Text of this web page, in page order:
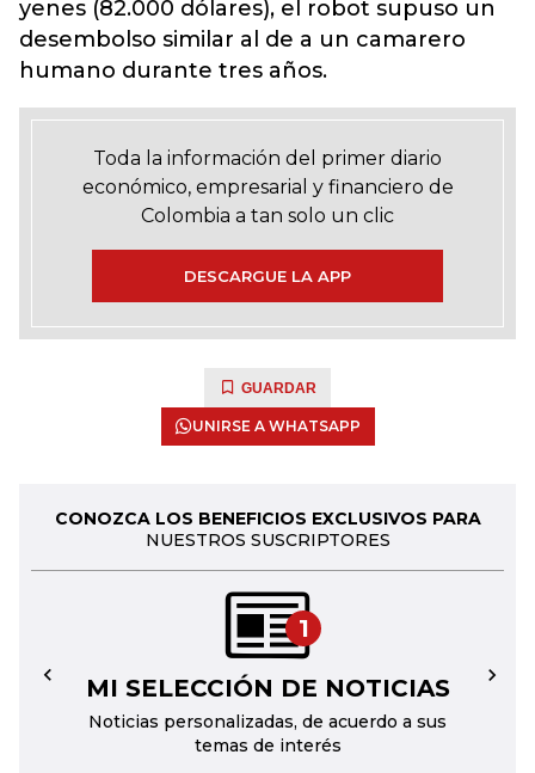
yenes (82.000 dólares), el robot supuso un
desembolso similar al de a un camarero
humano durante tres años.
Toda la información del primer diario
económico, empresarial y financiero de
Colombia a tan solo un clic
DESCARGUE LA APP
GUARDAR
UNIRSE A WHATSAPP
CONOZCA LOS BENEFICIOS EXCLUSIVOS PARA
NUESTROS SUSCRIPTORES
1
MI SELECCIÓN DE NOTICIAS
Noticias personalizadas, de acuerdo a sus
temas de interés
← →